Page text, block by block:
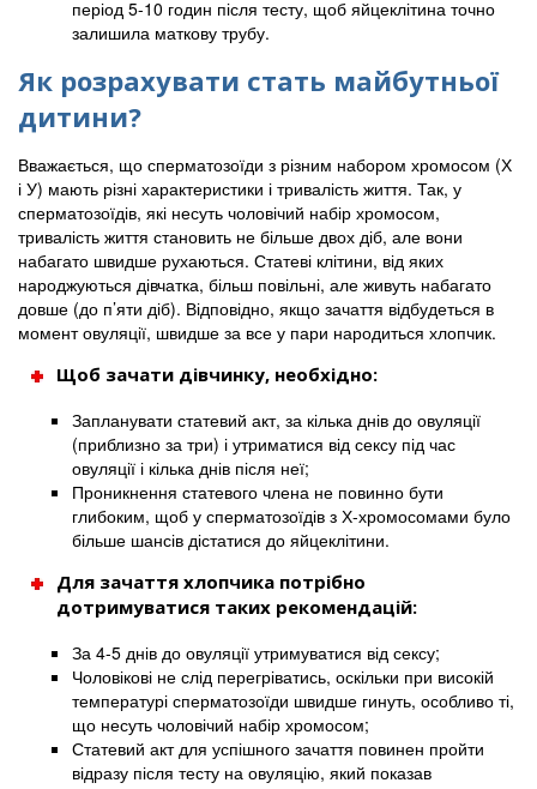
період 5-10 годин після тесту, щоб яйцеклітина точно
залишила маткову трубу.
Як розрахувати стать майбутньої
дитини?
Вважається, що сперматозоїди з різним набором хромосом (Х
і У) мають різні характеристики і тривалість життя. Так, у
сперматозоїдів, які несуть чоловічий набір хромосом,
тривалість життя становить не більше двох діб, але вони
набагато швидше рухаються. Статеві клітини, від яких
народжуються дівчатка, більш повільні, але живуть набагато
довше (до п’яти діб). Відповідно, якщо зачаття відбудеться в
момент овуляції, швидше за все у пари народиться хлопчик.
Щоб зачати дівчинку, необхідно:
Запланувати статевий акт, за кілька днів до овуляції
(приблизно за три) і утриматися від сексу під час
овуляції і кілька днів після неї;
Проникнення статевого члена не повинно бути
глибоким, щоб у сперматозоїдів з Х-хромосомами було
більше шансів дістатися до яйцеклітини.
Для зачаття хлопчика потрібно
дотримуватися таких рекомендацій:
За 4-5 днів до овуляції утримуватися від сексу;
Чоловікові не слід перегріватись, оскільки при високій
температурі сперматозоїди швидше гинуть, особливо ті,
що несуть чоловічий набір хромосом;
Статевий акт для успішного зачаття повинен пройти
відразу після тесту на овуляцію, який показав